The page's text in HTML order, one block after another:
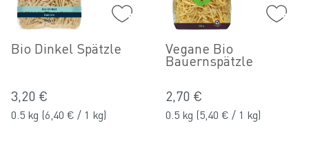
Bio Dinkel Spätzle
3,20 €
0.5 kg (6,40 € / 1 kg)
Vegane Bio
Bauernspätzle
2,70 €
0.5 kg (5,40 € / 1 kg)